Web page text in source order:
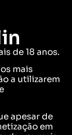
de 18 anos.
mais
a utilizarem
apesar de
em